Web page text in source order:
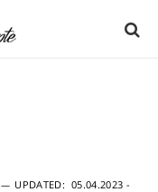
UPDATED: 05.04.2023 -